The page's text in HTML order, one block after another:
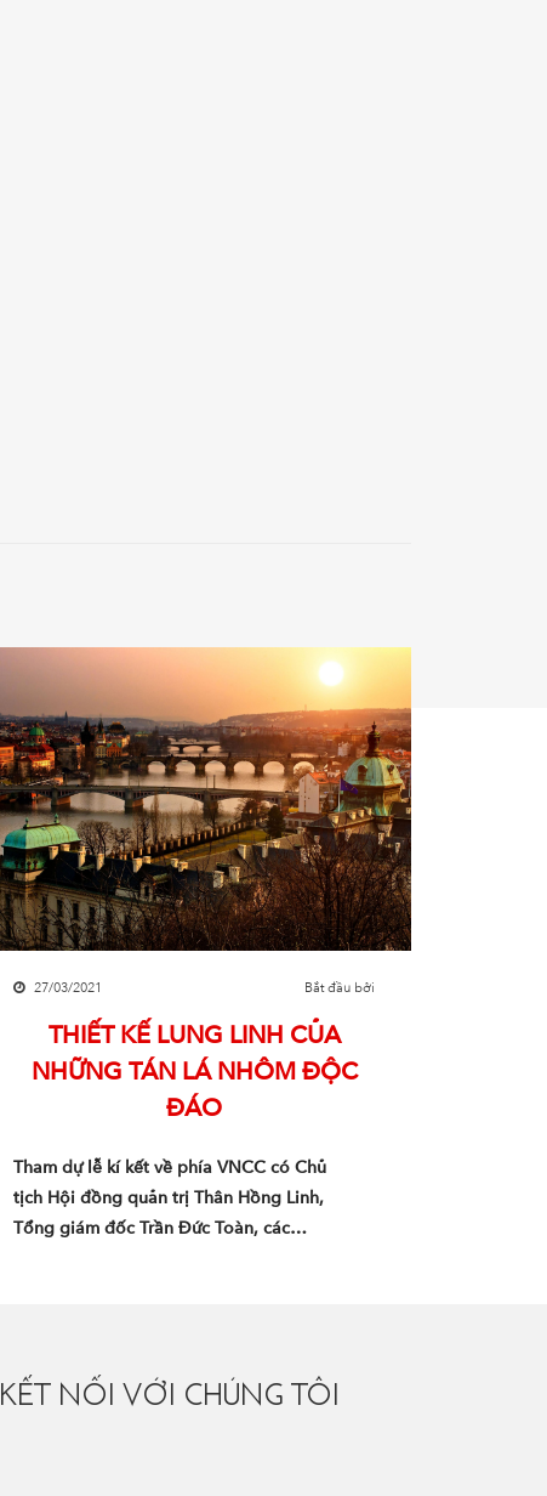
27/03/2021 Bắt đầu bởi
THIẾT KẾ LUNG LINH CỦA
NHỮNG TÁN LÁ NHÔM ĐỘC
ĐÁO
Tham dự lễ kí kết về phía VNCC có Chủ
tịch Hội đồng quản trị Thân Hồng Linh,
Tổng giám đốc Trần Đức Toàn, các…
KẾT NỐI VỚI CHÚNG TÔI